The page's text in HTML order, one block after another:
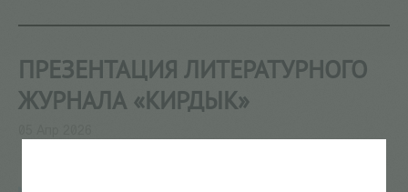
ПРЕЗЕНТАЦИЯ ЛИТЕРАТУРНОГО
ЖУРНАЛА «КИРДЫК»